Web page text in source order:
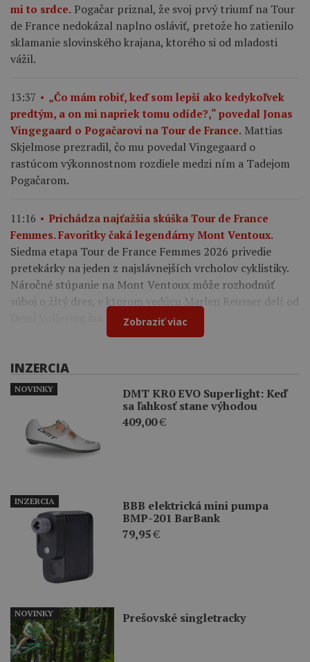
mi to srdce. Pogačar priznal, že svoj prvý triumf na Tour
de France nedokázal naplno osláviť, pretože ho zatienilo
sklamanie slovinského krajana, ktorého si od mladosti
vážil.
13:37
„Čo mám robiť, keď som lepší ako kedykoľvek
predtým, a on mi napriek tomu odíde?,“ povedal Jonas
Vingegaard o Pogačarovi na Tour de France. Mattias
Skjelmose prezradil, čo mu povedal Vingegaard o
rastúcom výkonnostnom rozdiele medzi ním a Tadejom
Pogačarom.
11:16
Prichádza najťažšia skúška Tour de France
Femmes. Favoritky čaká legendárny Mont Ventoux.
Siedma etapa Tour de France Femmes 2026 privedie
pretekárky na jeden z najslávnejších vrcholov cyklistiky.
Náročné stúpanie na Mont Ventoux môže rozhodnúť
súboj o žltý dres, v ktorom vedúcu Marlen Reusser delí od
Demi Vollering iba 12 sekúnd.
Zobraziť viac
INZERCIA
DMT KR0 EVO Superlight: Keď
sa ľahkosť stane výhodou
409,00€
NOVINKY
BBB elektrická mini pumpa
BMP-201 BarBank
79,95€
INZERCIA
Prešovské singletracky
NOVINKY